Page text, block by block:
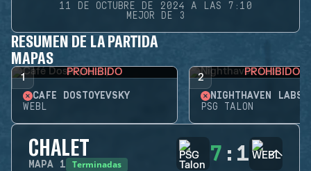
11 DE OCTUBRE DE 2024 A LAS 7:10
MEJOR DE 3
RESUMEN DE LA PARTIDA
MAPAS
1 PROHIBIDO
CAFÉ DOSTOYEVSKY
WEBL
2 PROHIBIDO
NIGHTHAVEN LABS
PSG TALON
CHALET
MAPA 1 Terminadas 7 : 1